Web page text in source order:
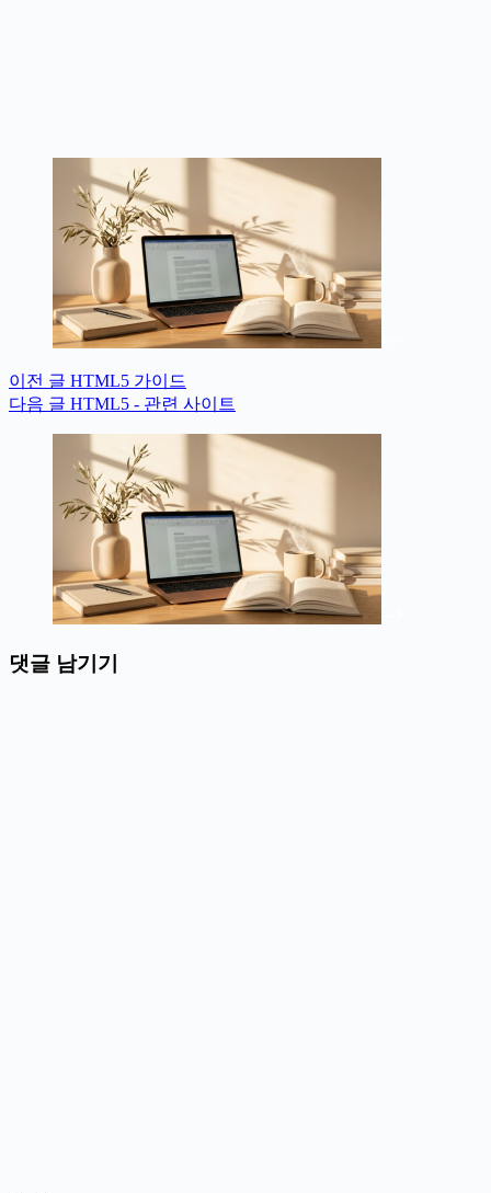
이전 글 HTML5 가이드
다음 글 HTML5 - 관련 사이트
댓글 남기기